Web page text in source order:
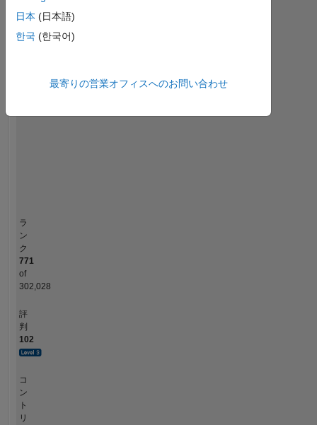
10
-4-22468
12
14
30 25
-5
-10
ラ
ン
ク
771
of
302,028
評
判
102
コ
ン
ト
リ
日本 (日本語)
한국 (한국어)
最寄りの営業オフィスへのお問い合わせ